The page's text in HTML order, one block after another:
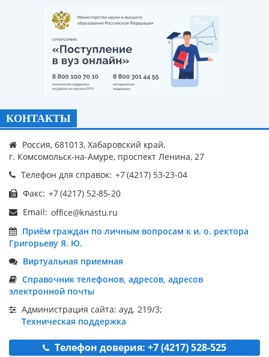
КОНТАКТЫ
Россия, 681013, Хабаровский край,
г. Комсомольск-на-Амуре, проспект Ленина, 27
Телефон для справок:
Факс:
Email:
Приём граждан по личным вопросам к и. о. ректора
Григорьеву Я. Ю.
Виртуальная приемная
Справочник телефонов, адресов, адресов
электронной почты
Администрация сайта: ауд. 219/3;
Техническая поддержка
Телефон доверия: +7 (4217) 528-525